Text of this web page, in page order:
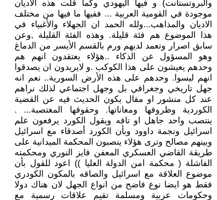
والبروتستانت) و فيها اليهودي وكما قلت هذه الاديان
موجودة في القومية العربية ... ففيها ما فيها من مختلف
الاديان والمذاهب...ولله الحمد ان الجهلاء والأغبياء في
هذا الموضوع هم فئة قليلة. وهذه الفئة القليلة ,وعن
سابق اصرار وتعمد لديهم ورم بالقسم الأيسر من الدماغ
وهو المسؤول عن الذكاء ..هؤلاء يعتقدون انهم هم
وحدهم يعيشون على هذا الكوكب .و لايريدون ان يصدقوا
انهم ليسوا. وحدهم على هذه الأرض السورية.. نعم انه
جهل تاريخي وجغرافي بل وجهل اجتماعي لذلك نراهم
عند كل منشور او مقال يكون الحديث فيه عن القضية
الكوردية وظروفها ومعاناتها. وحقوقها المغتصبة... .
ينتصب واحد جاهل او تافه ويقول الكورد يرفعون علم
اسرائيل ونجمة داوود وبأن الكورد أصدقاء مع اسرائيل
وبينهم مصالح وترى هؤلاء ينصبون المحكمة الميدانية على
طريقة القاضي العسكري المعفن فايز النوري ومحكمته
الفاشلة ( محكمة امن الدولة العليا )) اعود للقول بأن
موضوع العلاقة مع اسرائيل والصاقه بالمكون الكودري
فقط هو ايضا نوع فاضح من انواع الجهل لان هناك دولا
وحكومات عربية ومسلمة تقيم علاقات رسمية مع